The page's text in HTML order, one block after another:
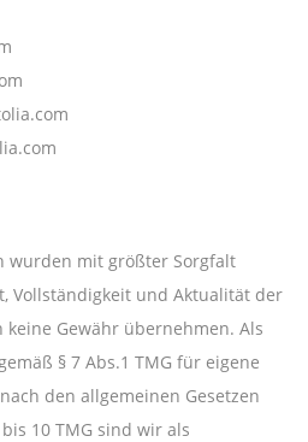
wurden mit größter Sorgfalt
Vollständigkeit und Aktualität der
Gewähr übernehmen. Als
§ 7 Abs.1 TMG für eigene
den allgemeinen Gesetzen
10 TMG sind wir als